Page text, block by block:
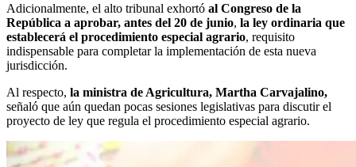
Adicionalmente, el alto tribunal exhortó al Congreso de la
República a aprobar, antes del 20 de junio, la ley ordinaria que
establecerá el procedimiento especial agrario, requisito
indispensable para completar la implementación de esta nueva
jurisdicción.
Al respecto, la ministra de Agricultura, Martha Carvajalino,
señaló que aún quedan pocas sesiones legislativas para discutir el
proyecto de ley que regula el procedimiento especial agrario.